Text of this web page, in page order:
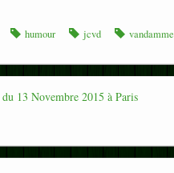
humour jcvd vandamme
13 Novembre 2015 à Paris